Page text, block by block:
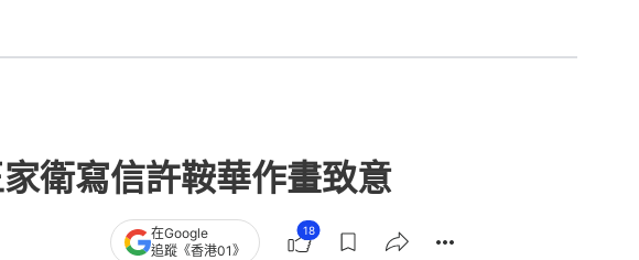
衛寫信許鞍華作畫致意
在Google
追蹤《香港01》
18